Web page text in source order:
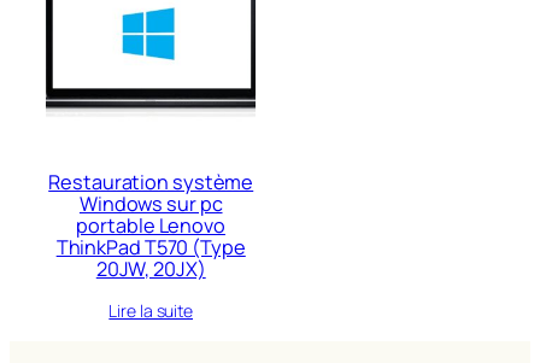
Restauration système
Windows sur pc
portable Lenovo
ThinkPad T570 (Type
20JW, 20JX)
Lire la suite